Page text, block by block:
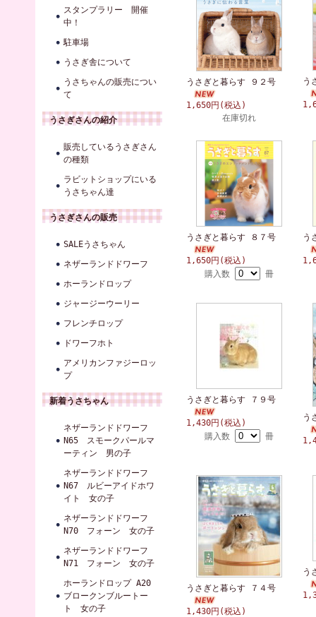
スタンプラリー 開催
中！
駐車場
うさぎ舎について
うさちゃんの販売につい
て
うさぎさんの紹介
販売しているうさぎさん
の種類
ラビットショップにいる
うさちゃん達
うさぎさんの販売
SALEうさちゃん
ネザーランドドワーフ
ホーランドロップ
ジャージーウーリー
フレンチロップ
ドワーフホト
アメリカンファジーロッ
プ
新着うさちゃん
ネザーランドドワーフ
N65 スモークパールマ
ーティン 男の子
ネザーランドドワーフ
N67 ルビーアイドホワ
イト 女の子
ネザーランドドワーフ
N70 フォーン 女の子
ネザーランドドワーフ
N71 フォーン 女の子
ホーランドロップ A20
ブロークンブルートー
ト 女の子
うさぎと暮らす ９２号
1,650円(税込)
在庫切れ
う
うさぎと暮らす ８７号
1,650円(税込)
購入数
冊
う
うさぎと暮らす ７９号
1,430円(税込)
購入数
冊
う
うさぎと暮らす ７４号
1,430円(税込)
う